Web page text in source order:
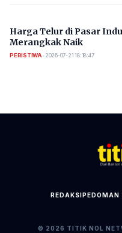
Harga Telur di Pasar
Merangkak Naik
PERISTIWA• 2026-07-21 18:18:47
REDAKSIPEDOMAN
© 2026 TITIK NOL